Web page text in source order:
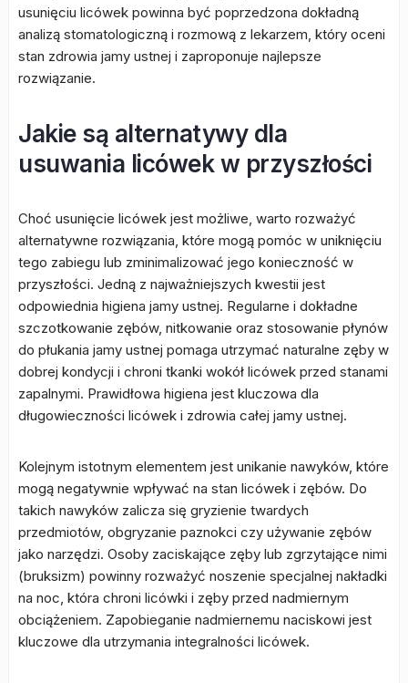
usunięciu licówek powinna być poprzedzona dokładną
analizą stomatologiczną i rozmową z lekarzem, który oceni
stan zdrowia jamy ustnej i zaproponuje najlepsze
rozwiązanie.
Jakie są alternatywy dla
usuwania licówek w przyszłości
Choć usunięcie licówek jest możliwe, warto rozważyć
alternatywne rozwiązania, które mogą pomóc w uniknięciu
tego zabiegu lub zminimalizować jego konieczność w
przyszłości. Jedną z najważniejszych kwestii jest
odpowiednia higiena jamy ustnej. Regularne i dokładne
szczotkowanie zębów, nitkowanie oraz stosowanie płynów
do płukania jamy ustnej pomaga utrzymać naturalne zęby w
dobrej kondycji i chroni tkanki wokół licówek przed stanami
zapalnymi. Prawidłowa higiena jest kluczowa dla
długowieczności licówek i zdrowia całej jamy ustnej.
Kolejnym istotnym elementem jest unikanie nawyków, które
mogą negatywnie wpływać na stan licówek i zębów. Do
takich nawyków zalicza się gryzienie twardych
przedmiotów, obgryzanie paznokci czy używanie zębów
jako narzędzi. Osoby zaciskające zęby lub zgrzytające nimi
(bruksizm) powinny rozważyć noszenie specjalnej nakładki
na noc, która chroni licówki i zęby przed nadmiernym
obciążeniem. Zapobieganie nadmiernemu naciskowi jest
kluczowe dla utrzymania integralności licówek.